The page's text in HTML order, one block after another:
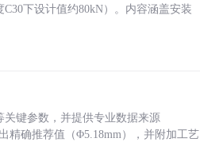
下设计值约80kN）。内容涵盖安装
关键参数，并提供专业数据来源
精确推荐值（Φ5.18mm），并附加工艺